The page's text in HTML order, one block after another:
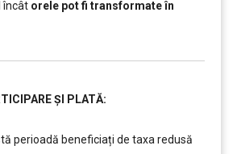
încât orele pot fi transformate în
ȘI PLATĂ:
perioadă beneficiați de taxa redusă